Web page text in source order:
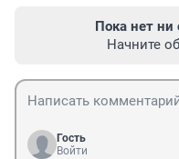
Пока нет ни
Начните
Гость
Войти